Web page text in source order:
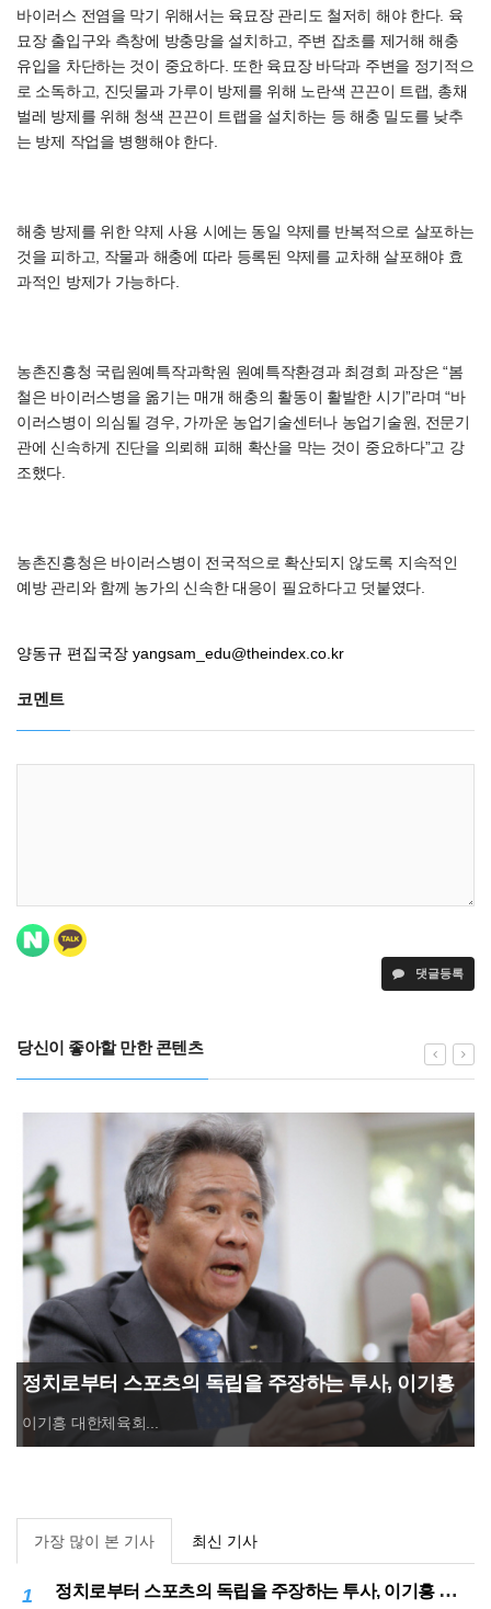
바이러스 전염을 막기 위해서는 육묘장 관리도 철저히 해야 한다. 육
묘장 출입구와 측창에 방충망을 설치하고, 주변 잡초를 제거해 해충
유입을 차단하는 것이 중요하다. 또한 육묘장 바닥과 주변을 정기적으
로 소독하고, 진딧물과 가루이 방제를 위해 노란색 끈끈이 트랩, 총채
벌레 방제를 위해 청색 끈끈이 트랩을 설치하는 등 해충 밀도를 낮추
는 방제 작업을 병행해야 한다.
해충 방제를 위한 약제 사용 시에는 동일 약제를 반복적으로 살포하는
것을 피하고, 작물과 해충에 따라 등록된 약제를 교차해 살포해야 효
과적인 방제가 가능하다.
농촌진흥청 국립원예특작과학원 원예특작환경과 최경희 과장은 “봄
철은 바이러스병을 옮기는 매개 해충의 활동이 활발한 시기”라며 “바
이러스병이 의심될 경우, 가까운 농업기술센터나 농업기술원, 전문기
관에 신속하게 진단을 의뢰해 피해 확산을 막는 것이 중요하다”고 강
조했다.
농촌진흥청은 바이러스병이 전국적으로 확산되지 않도록 지속적인
예방 관리와 함께 농가의 신속한 대응이 필요하다고 덧붙였다.
양동규 편집국장 yangsam_edu@theindex.co.kr
코멘트
댓글등록
당신이 좋아할 만한 콘텐츠
정치로부터 스포츠의 독립을 주장하는 투사, 이기흥
대한체육회장 연임 성공
이기흥 대한체육회...
가장 많이 본 기사 최신 기사
1 정치로부터 스포츠의 독립을 주장하는 투사, 이기흥 대한체육회장 연임 성공